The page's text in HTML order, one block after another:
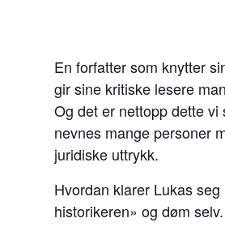
En forfatter som knytter
gir sine kritiske lesere
Og det er nettopp dette
nevnes mange personer
juridiske uttrykk.
Hvordan klarer Lukas
historikeren» og døm selv.